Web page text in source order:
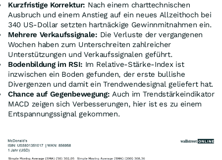
Kurzfristige Korrektur: Nach einem charttechnischen
Ausbruch und einem Anstieg auf ein neues Allzeithoch bei
340 US-Dollar setzten hartnäckige Gewinnmitnahmen ein.
Mehrere Verkaufssignale: Die Verluste der vergangenen
Wochen haben zum Unterschreiten zahlreicher
Unterstützungen und Verkaufssignalen geführt.
Bodenbildung im RSI: Im Relative-Stärke-Index ist
inzwischen ein Boden gefunden, der erste bullishe
Divergenzen und damit ein Trendwendesignal geliefert hat.
Chance auf Gegenbewegung: Auch im Trendstärkeindikator
MACD zeigen sich Verbesserungen, hier ist es zu einem
Entspannungssignal gekommen.